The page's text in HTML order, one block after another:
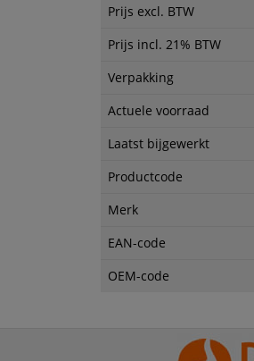
Prijs excl. BTW
Prijs incl. 21% BTW
Verpakking
Actuele voorraad
Laatst bijgewerkt
Productcode
Merk
EAN-code
OEM-code